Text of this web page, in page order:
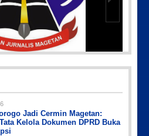
WA0043
Jadi Cermin Magetan:
Kelola Dokumen DPRD Buka